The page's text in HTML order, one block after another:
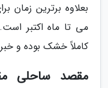
بعلاوه برترین زمان
می تا ماه اکتبر
کاملاً خشک بوده و
مقصد ساحلی